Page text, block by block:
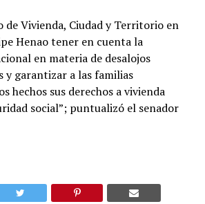
de Vivienda, Ciudad y Territorio en
Henao tener en cuenta la
en materia de desalojos
y garantizar a las familias
hechos sus derechos a vivienda
social”; puntualizó el senador